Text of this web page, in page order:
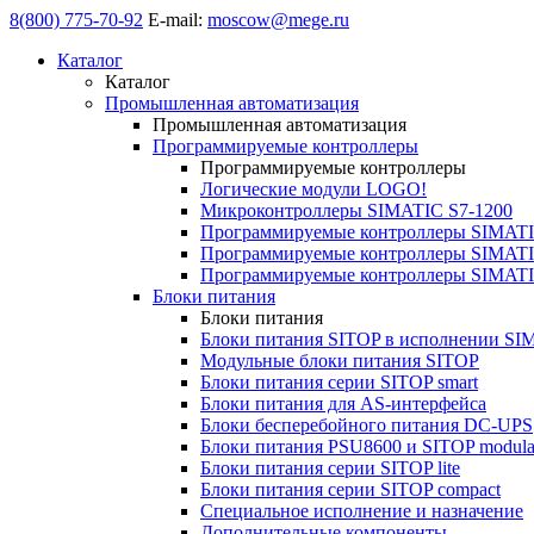
8(800) 775-70-92 E-mail: moscow@mege.ru
Каталог
Каталог
Промышленная автоматизация
Промышленная автоматизация
Программируемые контроллеры
Программируемые контроллеры
Логические модули LOGO!
Микроконтроллеры SIMATIC S7-1200
Программируемые контроллеры
Программируемые контроллеры
Программируемые контроллеры
Блоки питания
Блоки питания
Блоки питания SITOP в исполнении
Модульные блоки питания SITOP
Блоки питания серии SITOP smart
Блоки питания для AS-интерфейса
Блоки бесперебойного питания DC-UPS
Блоки питания PSU8600 и SITOP
Блоки питания серии SITOP lite
Блоки питания серии SITOP compact
Специальное исполнение и назначение